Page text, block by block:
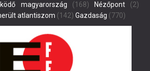
magyarország (168) Nézőpont(2)
atlantiszom (142) Gazdaság (770)